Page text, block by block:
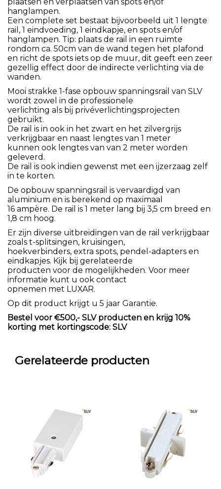
hanglampen.
Een complete set bestaat bijvoorbeeld uit 1 lengte
rail, 1 eindvoeding, 1 eindkapje, en spots en/of
hanglampen. Tip: plaats de rail in een ruimte
rondom ca. 50cm van de wand tegen het plafond
en richt de spots iets op de muur, dit geeft een zeer
gezellig effect door de indirecte verlichting via de
wanden.
Mooi strakke 1-fase opbouw spanningsrail van SLV
wordt zowel in de professionele
verlichting als bij privéverlichtingsprojecten
gebruikt.
De rail is in ook in het zwart en het zilvergrijs
verkrijgbaar en naast lengtes van 1 meter
kunnen ook lengtes van van 2 meter worden
geleverd.
De rail is ook indien gewenst met een ijzerzaag zelf
in te korten.
De opbouw spanningsrail is vervaardigd van
aluminium en is berekend op maximaal
16 ampère. De rail is 1 meter lang bij 3,5 cm breed en
1,8 cm hoog.
Er zijn diverse uitbreidingen van de rail verkrijgbaar
zoals t-splitsingen, kruisingen,
hoekverbinders, extra spots, pendel-adapters en
eindkapjes. Kijk bij gerelateerde
producten voor de mogelijkheden. Voor meer
informatie kunt u ook contact
opnemen met LUXAR.
Op dit product krijgt u 5 jaar Garantie.
Bestel voor €500,- SLV producten en krijg 10%
korting met kortingscode: SLV
Gerelateerde producten